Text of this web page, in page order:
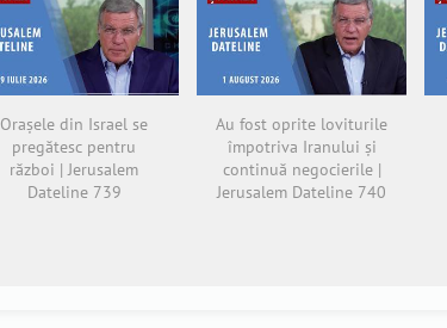
Orașele din Israel se
pregătesc pentru
război | Jerusalem
Dateline 739
Au fost oprite loviturile
împotriva Iranului și
continuă negocierile |
Jerusalem Dateline 740